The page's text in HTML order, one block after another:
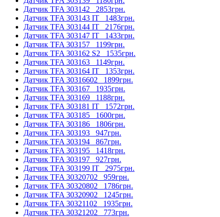
Датчик TFA 303142 2853грн.
Датчик TFA 303143 IT 1483грн.
Датчик TFA 303144 IT 2176грн.
Датчик TFA 303147 IT 1433грн.
Датчик TFA 303157 1199грн.
Датчик TFA 303162 S2 1535грн.
Датчик TFA 303163 1149грн.
Датчик TFA 303164 IT 1353грн.
Датчик TFA 30316602 1899грн.
Датчик TFA 303167 1935грн.
Датчик TFA 303169 1188грн.
Датчик TFA 303181 IT 1572грн.
Датчик TFA 303185 1600грн.
Датчик TFA 303186 1806грн.
Датчик TFA 303193 947грн.
Датчик TFA 303194 867грн.
Датчик TFA 303195 1418грн.
Датчик TFA 303197 927грн.
Датчик TFA 303199 IT 2975грн.
Датчик TFA 30320702 959грн.
Датчик TFA 30320802 1786грн.
Датчик TFA 30320902 1245грн.
Датчик TFA 30321102 1935грн.
Датчик TFA 30321202 773грн.